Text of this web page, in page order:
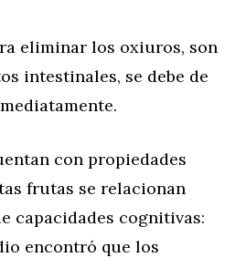
eliminar los oxiuros, son
intestinales, se debe de
con propiedades
frutas se relacionan
capacidades cognitivas:
encontró que los